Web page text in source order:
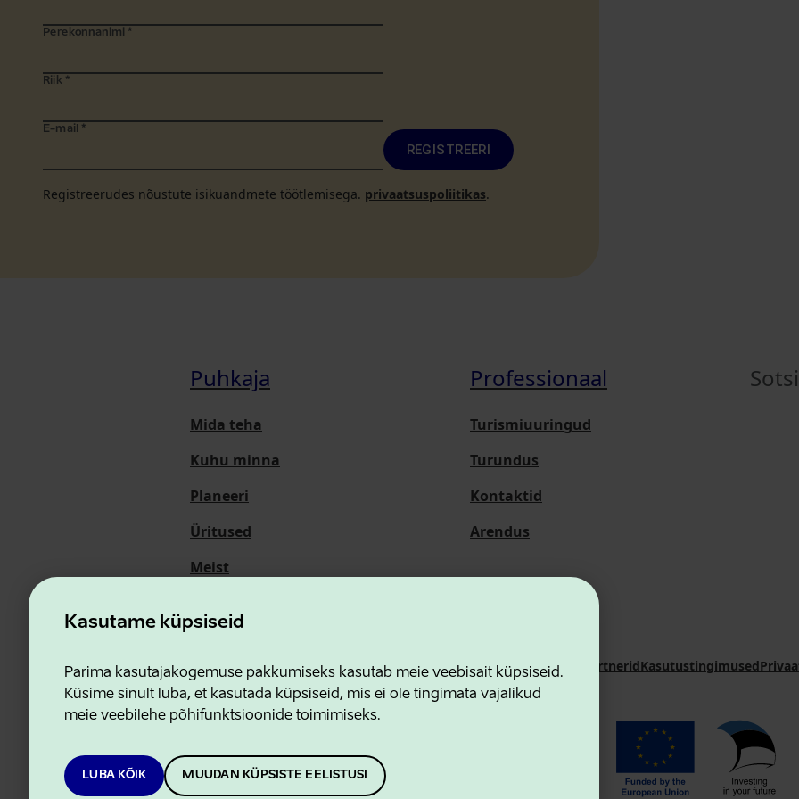
Kasutame küpsiseid
Parima kasutajakogemuse pakkumiseks kasutab meie veebisait küpsiseid.
Küsime sinult luba, et kasutada küpsiseid, mis ei ole tingimata vajalikud
meie veebilehe põhifunktsioonide toimimiseks.
LUBA KÕIK MUUDAN KÜPSISTE EELISTUSI
Perekonnanimi *
Riik *
E-mail *
REGISTREERI
Registreerudes nõustute isikuandmete töötlemisega. privaatsuspoliitikas.
Puhkaja
Mida teha
Kuhu minna
Planeeri
Üritused
Meist
Professionaal
Turismiuuringud
Turundus
Kontaktid
Arendus
Ettevõtluse ja Innovatsiooni SihtasutusKontaktidKoostööpartneridKasutustingimused